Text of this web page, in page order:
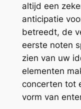
altijd een
anticipatie
betreedt, de
eerste noten
zien van uw
elementen
concerten tot
vorm van